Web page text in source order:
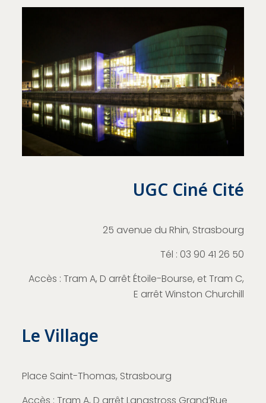
UGC Ciné Cité
25 avenue du Rhin, Strasbourg
Tél : 03 90 41 26 50
Accès : Tram A, D arrêt Étoile-Bourse, et Tram C,
E arrêt Winston Churchill
Le Village
Place Saint-Thomas, Strasbourg